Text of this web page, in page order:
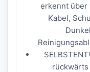
erkennt über
Kabel,